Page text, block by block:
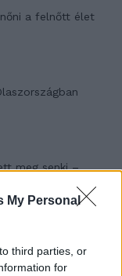
My Personal
third parties, or
for
a felnőtt élet
meg senki –